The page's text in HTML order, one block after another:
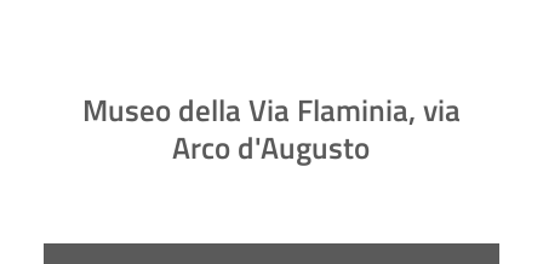
Museo della Via Flaminia, via
Arco d'Augusto